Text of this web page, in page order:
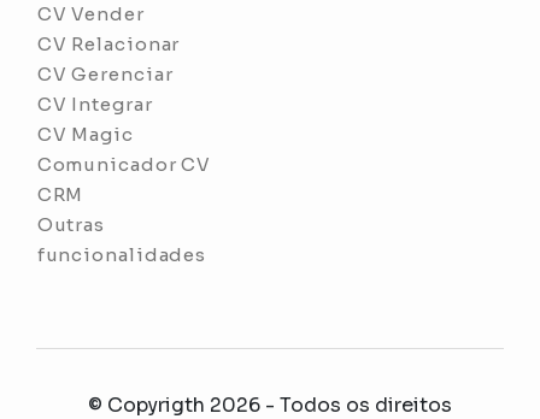
CV Vender
CV Relacionar
CV Gerenciar
CV Integrar
CV Magic
Comunicador CV
CRM
Outras
funcionalidades
© Copyrigth 2026 - Todos os direitos